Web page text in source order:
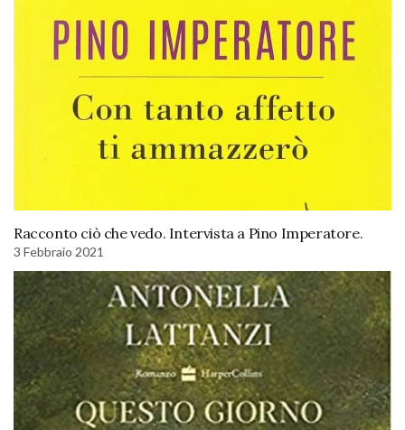
Racconto ciò che vedo. Intervista a Pino Imperatore.
3 Febbraio 2021